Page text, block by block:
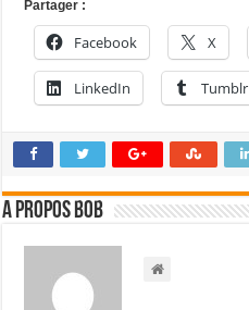
Partager :
Facebook X
LinkedIn Tumblr
A propos bOb